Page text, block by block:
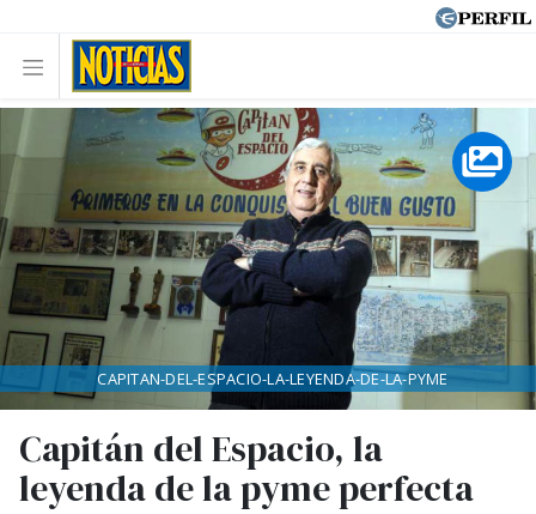
Capitán del Espacio, la
leyenda de la pyme perfecta
CAPITAN-DEL-ESPACIO-LA-LEYENDA-DE-LA-PYME